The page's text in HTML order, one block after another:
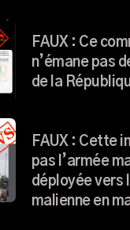
FAUX : Ce
n’émane pas
de la
FAUX : Cette
pas l’armée
déployée vers
malienne en